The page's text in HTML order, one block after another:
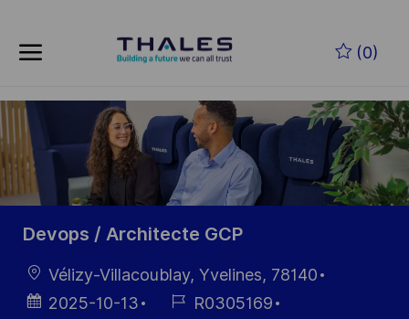
(0)
-
Devops / Architecte GCP
LocationVélizy-Villacoublay, Yvelines, 78140
Posted2025-10-13
Job R0305169